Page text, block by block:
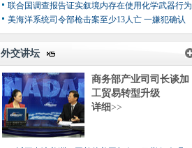
联合国调查报告证实叙境内存在使用化学武器行为
美海洋系统司令部枪击案至少13人亡 一嫌犯确认
外交讲坛
商务部产业司司长谈加
工贸易转型升级
详细>>